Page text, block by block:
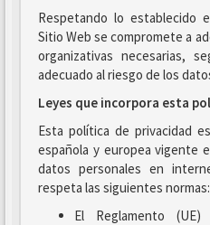
Respetando lo establecido
Sitio Web se compromete a
organizativas necesarias,
adecuado al riesgo de los
Leyes que incorpora esta
Esta política de privacidad
española y europea vigente
datos personales en
respeta las siguientes normas:
El Reglamento (UE)